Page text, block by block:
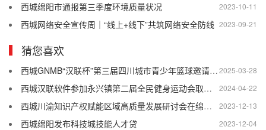
2023-10-11
西城绵阳市通报第三季度环境质量状况
2023-09-21
西城网络安全宣传周｜“线上+线下”共筑网络安全防线
猜您喜欢
2025-03-28
西城GNMB“汉联杯”第三届四川城市青少年篮球邀请赛盛大举行
2024-04-22
西城汉联软件参加永兴镇第二届全民健身运动会取得优异成绩
2023-12-13
西城川渝知识产权赋能区域高质量发展研讨会在绵举行
2023-12-04
西城绵阳发布科技城技能人才贷